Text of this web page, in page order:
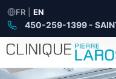
FR EN
450-259-1399 -